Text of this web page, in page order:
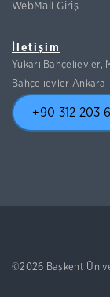
WebMail Giriş
İletişim
Yukarı Bahçelievler,
Bahçelievler Ankara
+90 312 203
©2026 Başkent